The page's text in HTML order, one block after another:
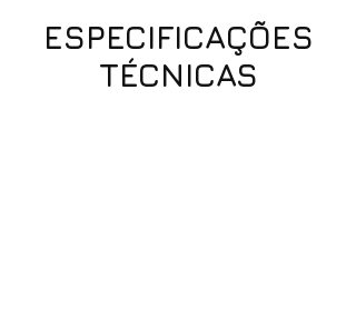
ESPECIFICAÇÕES
TÉCNICAS